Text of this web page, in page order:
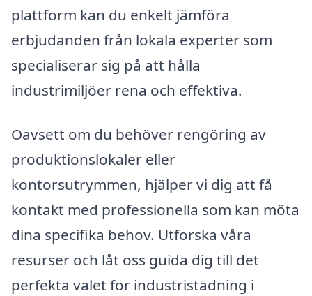
plattform kan du enkelt jämföra
erbjudanden från lokala experter som
specialiserar sig på att hålla
industrimiljöer rena och effektiva.
Oavsett om du behöver rengöring av
produktionslokaler eller
kontorsutrymmen, hjälper vi dig att få
kontakt med professionella som kan möta
dina specifika behov. Utforska våra
resurser och låt oss guida dig till det
perfekta valet för industristädning i